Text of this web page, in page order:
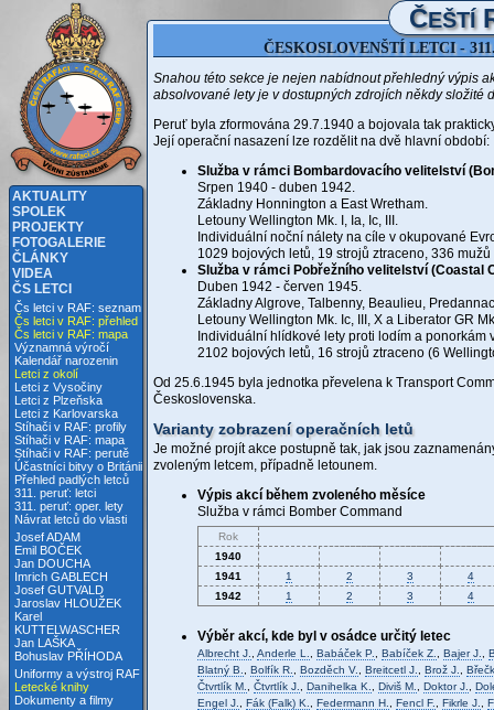
AKTUALITY
SPOLEK
PROJEKTY
FOTOGALERIE
ČLÁNKY
VIDEA
ČS LETCI
Čs letci v RAF: seznam
Čs letci v RAF: přehled
Čs letci v RAF: mapa
Významná výročí
Kalendář narozenin
Letci z okolí
Letci z Vysočiny
Letci z Plzeňska
Letci z Karlovarska
Stíhači v RAF: profily
Stíhači v RAF: mapa
Stíhači v RAF: perutě
Účastníci bitvy o Británii
Přehled padlých letců
311. peruť: letci
311. peruť: oper. lety
Návrat letců do vlasti
Josef ADAM
Emil BOČEK
Jan DOUCHA
Imrich GABLECH
Josef GUTVALD
Jaroslav HLOUŽEK
Karel
KUTTELWASCHER
Jan LAŠKA
Bohuslav PŘÍHODA
Uniformy a výstroj RAF
Letecké knihy
Dokumenty a filmy
ČEŠTÍ
ČESKOSLOVENŠTÍ LETCI -
Snahou této sekce je nejen nabídnout přehledný výpis
absolvované lety je v dostupných zdrojích někdy složité
Peruť byla zformována 29.7.1940 a bojovala tak
Její operační nasazení lze rozdělit na dvě hlavní období:
Služba v rámci Bombardovacího velitelství
Srpen 1940 - duben 1942.
Základny Honnington a East Wretham.
Letouny Wellington Mk. I, Ia, Ic, III.
Individuální noční nálety na cíle v okupované
1029 bojových letů, 19 strojů ztraceno, 336 mužů
Služba v rámci Pobřežního velitelství (Coastal
Duben 1942 - červen 1945.
Základny Algrove, Talbenny, Beaulieu,
Letouny Wellington Mk. Ic, III, X a Liberator GR
Individuální hlídkové lety proti lodím a
2102 bojových letů, 16 strojů ztraceno (6
Od 25.6.1945 byla jednotka převelena k Transport
Československa.
Varianty zobrazení operačních letů
Je možné projít akce postupně tak, jak jsou
zvoleným letcem, případně letounem.
Výpis akcí během zvoleného měsíce
Služba v rámci Bomber Command
Rok
1940
1941
1 2 3
4
1942
1 2 3 4
Výběr akcí, kde byl v osádce určitý letec
Albrecht J. Anderle L. Babáček P. Babíček Z. Bajer J.
Blatný B.
Bolfík R. Bozděch V. Breitcetl J. Brož J.
Čtvrtlík M.
Čtvrtlík J. Danihelka K. Diviš M. Doktor J.
Engel J.
Fák (Falk) K. Federmann H. Fencl F. Fikrle J.